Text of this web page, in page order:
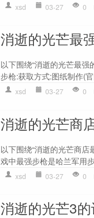
xsd 03-27 0
消逝的光芒最
以下围绕“消逝的光芒最
步枪:获取方式:图纸制作(
xsd 03-27 0
消逝的光芒商
以下围绕“消逝的光芒商
戏中最强步枪是哈兰军用
xsd 03-27 0
消逝的光芒3